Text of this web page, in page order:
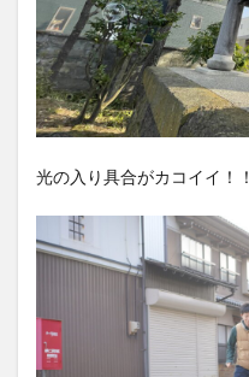
光の入り具合がカコイイ！！